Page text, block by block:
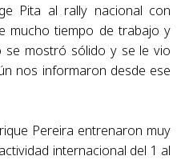
Pita al rally nacional con
mucho tiempo de trabajo y
se mostró sólido y se le vio
nos informaron desde ese
Pereira entrenaron muy
internacional del 1 al